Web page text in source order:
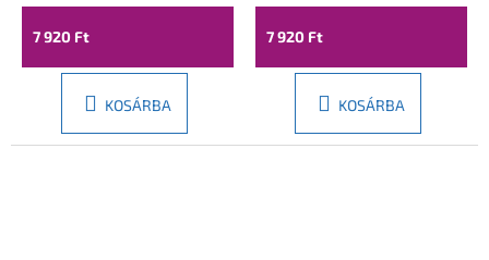
7 920 Ft
KOSÁRBA
7 920 Ft
KOSÁRBA